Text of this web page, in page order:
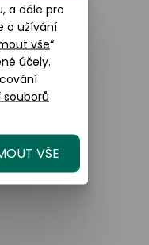
a dále pro
o užívání
vše“
účely.
souborů
VŠE